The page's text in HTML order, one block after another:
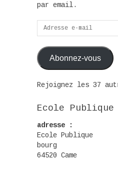
par email.
Adresse
e-
mail
Abonnez-vous
Rejoignez les 37
Ecole Publique
adresse :
Ecole Publique
bourg
64520 Came